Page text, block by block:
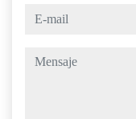
e-mail
mensaje